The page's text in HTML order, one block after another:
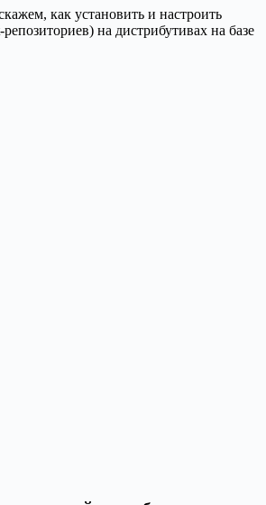
как установить и настроить
на дистрибутивах на базе